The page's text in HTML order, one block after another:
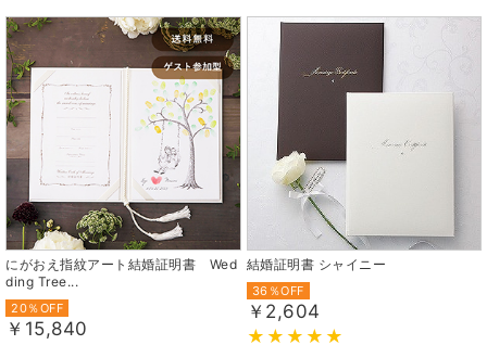
にがおえ指紋アート結婚証明書 Wed
ding Tree...
20％OFF
￥15,840
結婚証明書 シャイニー
36％OFF
￥2,604